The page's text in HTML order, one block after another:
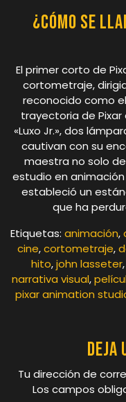
¿Cómo se
El primer corto de
cortometraje,
reconocido como
trayectoria de Pixar
«Luxo Jr.», dos
cautivan con su
maestra no solo
estudio en
estableció un
que ha
Etiquetas: animación,
cine,cortometraje,
hito,john lasseter,
narrativa visual,
pixar animation
Deja
Tu dirección de
Los campos